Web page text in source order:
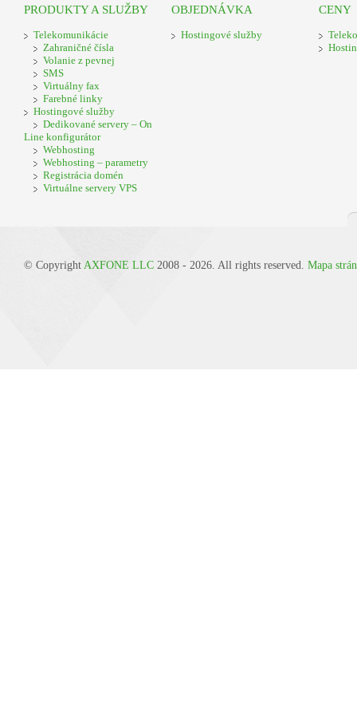
PRODUKTY A SLUŽBY
Telekomunikácie
Zahraničné čísla
Volanie z pevnej
SMS
Virtuálny fax
Farebné linky
Hostingové služby
Dedikované servery – On
Line konfigurátor
Webhosting
Webhosting – parametry
Registrácia domén
Virtuálne servery VPS
OBJEDNÁVKA
Hostingové služby
CENY
© Copyright AXFONE LLC 2008 - 2026. All rights reserved. Mapa